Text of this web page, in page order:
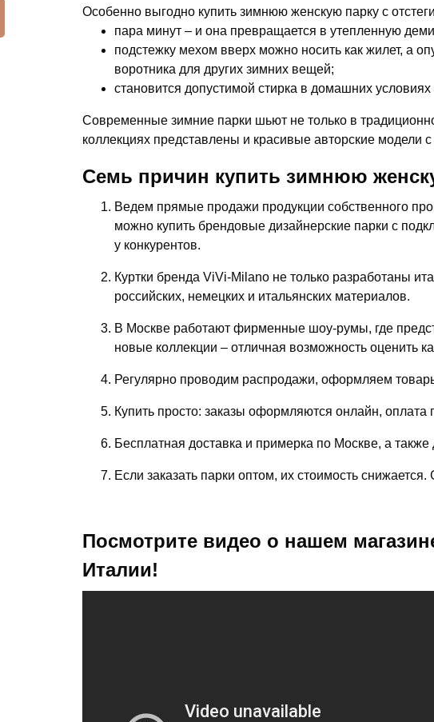
Особенно выгодно купить зимнюю женскую парку с
пара минут – и она превращается в утепленную
подстежку мехом вверх можно носить как жилет, а
воротника для других зимних вещей;
становится допустимой стирка в домашних
Современные зимние парки шьют не только в
коллекциях представлены и красивые авторские модели с
Семь причин купить зимнюю
Ведем прямые продажи продукции собственного
можно купить брендовые дизайнерские парки с
у конкурентов.
Куртки бренда ViVi-Milano не только разработаны
российских, немецких и итальянских материалов.
В Москве работают фирменные шоу-румы, где
новые коллекции – отличная возможность оценить
Регулярно проводим распродажи, оформляем
Купить просто: заказы оформляются онлайн, оплата
Бесплатная доставка и примерка по Москве, а
Если заказать парки оптом, их стоимость
Посмотрите видео о нашем
Италии!